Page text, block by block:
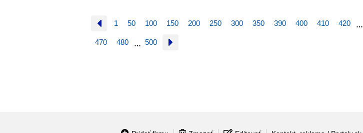
1 50 100 150 200 250 300 350 390 400 410 420 …
470 480 … 500